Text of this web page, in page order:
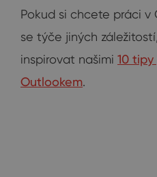
Pokud si chcete práci
se týče jiných
inspirovat našimi 10
Outlookem.